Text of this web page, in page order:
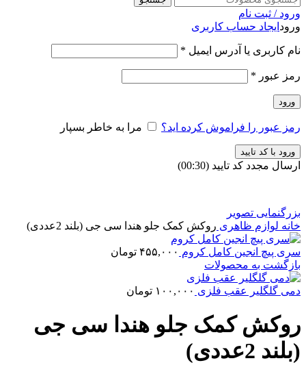
ورود / ثبت نام
ورود ایجاد حساب کاربری
نام کاربری یا آدرس ایمیل *
رمز عبور *
ورود
رمز عبور را فراموش کرده اید؟ مرا به خاطر بسپار
ورود با کد تایید
ارسال مجدد کد تایید (00:
30
)
بزرگنمایی تصویر
خانه لوازم ظاهری روکش کمک جلو هندا سی جی (بلند 2عددی)
سری پیچ انجین کامل کروم ۴۵۵,۰۰۰ تومان
بازگشت به محصولات
دمی گلگلیر عقب فلزی ۱۰۰,۰۰۰ تومان
روکش کمک جلو هندا سی جی
(بلند 2عددی)